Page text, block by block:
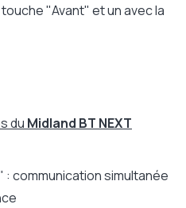
"Avant" et un avec la
du Midland BT NEXT
communication simultanée